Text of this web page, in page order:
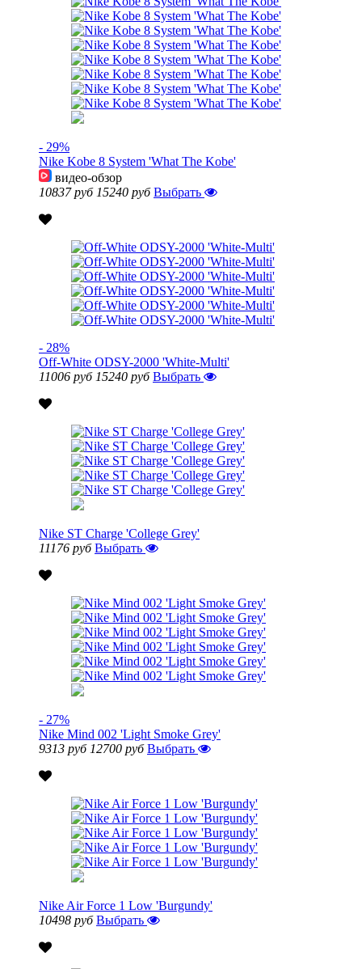
- 29%
Nike Kobe 8 System 'What The Kobe'
видео-обзор
10837 руб 15240 руб Выбрать
- 28%
Off-White ODSY-2000 'White-Multi'
11006 руб 15240 руб Выбрать
Nike ST Charge 'College Grey'
11176 руб Выбрать
- 27%
Nike Mind 002 'Light Smoke Grey'
9313 руб 12700 руб Выбрать
Nike Air Force 1 Low 'Burgundy'
10498 руб Выбрать